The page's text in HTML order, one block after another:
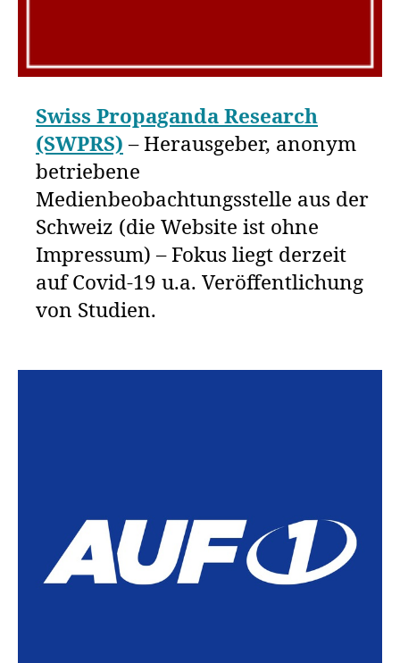
Swiss Propaganda Research
(SWPRS) – Herausgeber, anonym
betriebene
Medienbeobachtungsstelle aus der
Schweiz (die Website ist ohne
Impressum) – Fokus liegt derzeit
auf Covid-19 u.a. Veröffentlichung
von Studien.